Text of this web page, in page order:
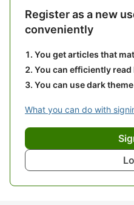
Register as a new
conveniently
You get articles that
You can efficiently
You can use dark theme
What you can do with